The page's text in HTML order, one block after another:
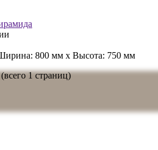
800 мм x Высота: 750 мм
1 страниц)